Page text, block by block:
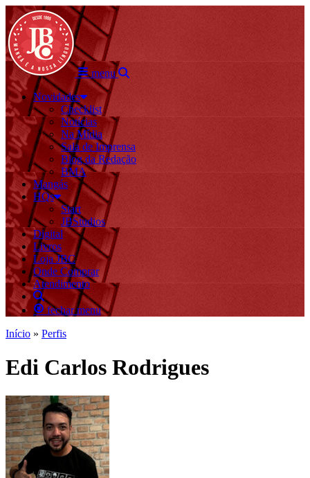
menu
Novidades
Checklist
Notícias
Na Mídia
Sala de Imprensa
Blog da Redação
BMA
Mangás
HQs
Start
JBStudios
Digital
Livros
Loja JBC
Onde Comprar
Atendimento
fechar menu
Início » Perfis
Edi Carlos Rodrigues